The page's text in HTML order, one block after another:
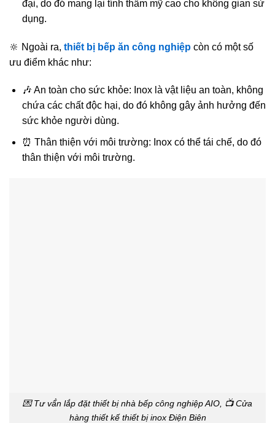
đại, do đó mang lại tính thẩm mỹ cao cho không gian sử
dụng.
🔆 Ngoài ra, thiết bị bếp ăn công nghiệp còn có một số
ưu điểm khác như:
🎶 An toàn cho sức khỏe: Inox là vật liệu an toàn, không
chứa các chất độc hại, do đó không gây ảnh hưởng đến
sức khỏe người dùng.
⏰ Thân thiện với môi trường: Inox có thể tái chế, do đó
thân thiện với môi trường.
💌 Tư vấ́n lắp đặt thiết bị nhà bếp công nghiệp AIO, 📺 Cửa
hàng thiết kế thiết bị inox Điện Biên